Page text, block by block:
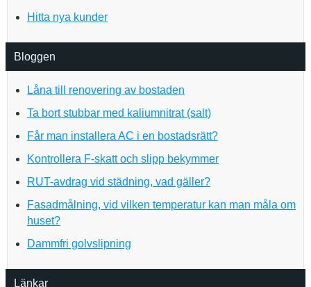
Hitta nya kunder
Bloggen
Låna till renovering av bostaden
Ta bort stubbar med kaliumnitrat (salt)
Får man installera AC i en bostadsrätt?
Kontrollera F-skatt och slipp bekymmer
RUT-avdrag vid städning, vad gäller?
Fasadmålning, vid vilken temperatur kan man måla om
huset?
Dammfri golvslipning
Länkar